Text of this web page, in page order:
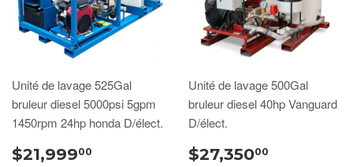
Unité de lavage 525Gal
bruleur diesel 5000psi 5gpm
1450rpm 24hp honda D/élect.
$21,99900
Unité de lavage 500Gal
bruleur diesel 40hp Vanguard
D/élect.
$27,35000